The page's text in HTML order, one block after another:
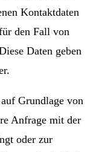
Kontaktdaten
den Fall von
Daten geben
Grundlage von
Anfrage mit der
oder zur